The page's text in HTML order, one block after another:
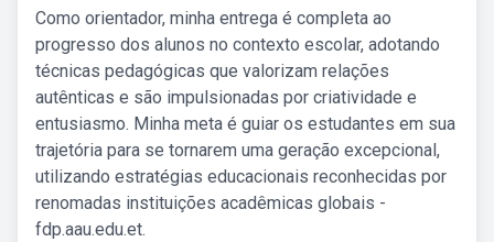
Como orientador, minha entrega é completa ao
progresso dos alunos no contexto escolar, adotando
técnicas pedagógicas que valorizam relações
autênticas e são impulsionadas por criatividade e
entusiasmo. Minha meta é guiar os estudantes em sua
trajetória para se tornarem uma geração excepcional,
utilizando estratégias educacionais reconhecidas por
renomadas instituições acadêmicas globais -
fdp.aau.edu.et.